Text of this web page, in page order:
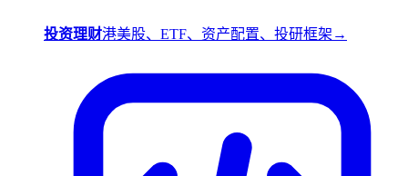
投资理财港美股、ETF、资产配置、投研框架 →